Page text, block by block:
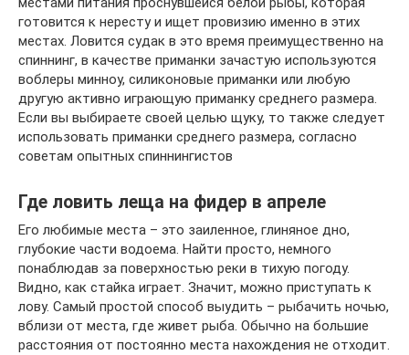
готовится к нересту и ищет провизию именно в этих
местах. Ловится судак в это время преимущественно на
спиннинг, в качестве приманки зачастую используются
воблеры минноу, силиконовые приманки или любую
другую активно играющую приманку среднего размера.
Если вы выбираете своей целью щуку, то также следует
использовать приманки среднего размера, согласно
советам опытных спиннингистов
Где ловить леща на фидер в апреле
Его любимые места – это заиленное, глиняное дно,
глубокие части водоема. Найти просто, немного
понаблюдав за поверхностью реки в тихую погоду.
Видно, как стайка играет. Значит, можно приступать к
лову. Самый простой способ выудить – рыбачить ночью,
вблизи от места, где живет рыба. Обычно на большие
расстояния от постоянно места нахождения не отходит.